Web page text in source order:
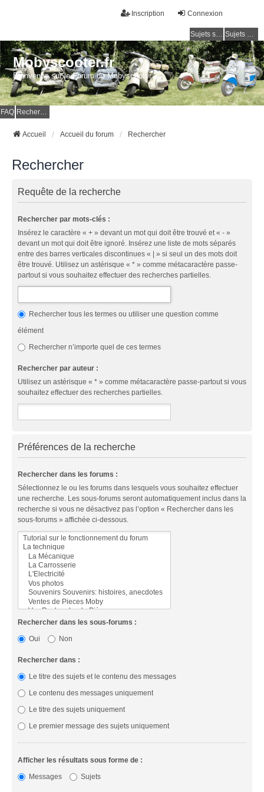
Connexion
Inscription
Sujets sans réponse Sujets actifs
Mobyscooter.fr
Bienvenue sur le Forum du Mobyscooter
FAQ Rechercher
Accueil Accueil du forum Rechercher
Rechercher
Requête de la recherche
Rechercher par mots-clés :
Insérez le caractère « + » devant un mot qui doit être trouvé et « - »
devant un mot qui doit être ignoré. Insérez une liste de mots séparés
entre des barres verticales discontinues « | » si seul un des mots doit
être trouvé. Utilisez un astérisque « * » comme métacaractère passe-
partout si vous souhaitez effectuer des recherches partielles.
Rechercher tous les termes ou utiliser une question comme
élément
Rechercher n’importe quel de ces termes
Rechercher par auteur :
Utilisez un astérisque « * » comme métacaractère passe-partout si vous
souhaitez effectuer des recherches partielles.
Préférences de la recherche
Rechercher dans les forums :
Sélectionnez le ou les forums dans lesquels vous souhaitez effectuer
une recherche. Les sous-forums seront automatiquement inclus dans la
recherche si vous ne désactivez pas l’option « Rechercher dans les
sous-forums » affichée ci-dessous.
Rechercher dans les sous-forums :
Oui
Non
Rechercher dans :
Le titre des sujets et le contenu des messages
Le contenu des messages uniquement
Le titre des sujets uniquement
Le premier message des sujets uniquement
Afficher les résultats sous forme de :
Messages
Sujets